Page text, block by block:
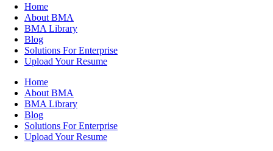
Home
About BMA
BMA Library
Blog
Solutions For Enterprise
Upload Your Resume
Home
About BMA
BMA Library
Blog
Solutions For Enterprise
Upload Your Resume